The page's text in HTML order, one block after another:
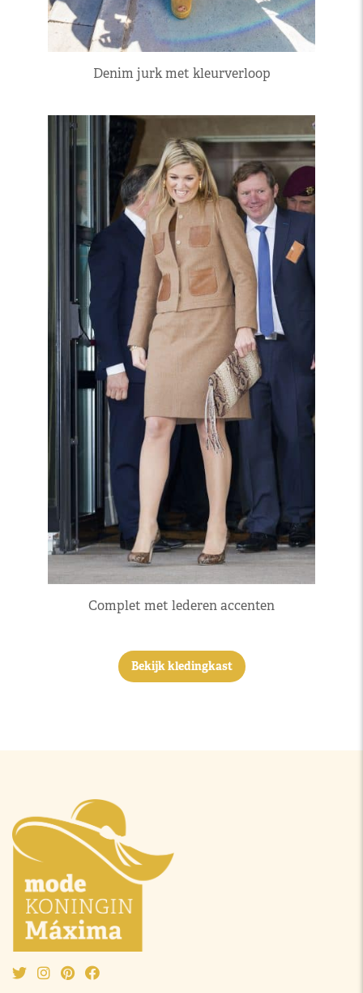
Denim jurk met kleurverloop
Complet met lederen accenten
Bekijk kledingkast